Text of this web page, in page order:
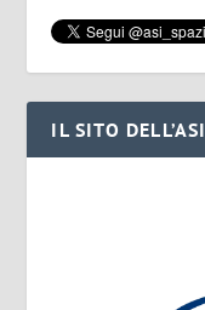
IL SITO DELL’ASI